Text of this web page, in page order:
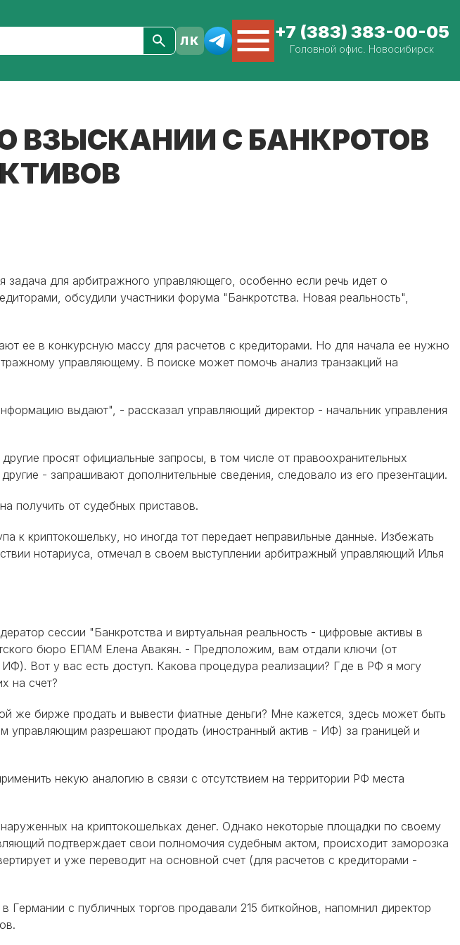
+7 (383) 383-00-05
Головной офис. Новосибирск
ВЗЫСКАНИИ С БАНКРОТОВ
задача для арбитражного управляющего, особенно если речь идет о
обсудили участники форума "Банкротства. Новая реальность",
ее в конкурсную массу для расчетов с кредиторами. Но для начала ее нужно
управляющему. В поиске может помочь анализ транзакций на
выдают", - рассказал управляющий директор - начальник управления
просят официальные запросы, в том числе от правоохранительных
- запрашивают дополнительные сведения, следовало из его презентации.
получить от судебных приставов.
к криптокошельку, но иногда тот передает неправильные данные. Избежать
нотариуса, отмечал в своем выступлении арбитражный управляющий Илья
сессии "Банкротства и виртуальная реальность - цифровые активы в
бюро ЕПАМ Елена Авакян. - Предположим, вам отдали ключи (от
Вот у вас есть доступ. Какова процедура реализации? Где в РФ я могу
на счет?
же бирже продать и вывести фиатные деньги? Мне кажется, здесь может быть
управляющим разрешают продать (иностранный актив - ИФ) за границей и
некую аналогию в связи с отсутствием на территории РФ места
на криптокошельках денег. Однако некоторые площадки по своему
подтверждает свои полномочия судебным актом, происходит заморозка
и уже переводит на основной счет (для расчетов с кредиторами -
с публичных торгов продавали 215 биткойнов, напомнил директор